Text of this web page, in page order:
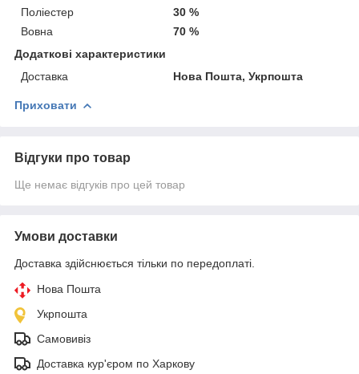
Поліестер
30 %
Вовна
70 %
Додаткові характеристики
Доставка
Нова Пошта, Укрпошта
Приховати
Відгуки про товар
Ще немає відгуків про цей товар
Умови доставки
Доставка здійснюється тільки по передоплаті.
Нова Пошта
Укрпошта
Самовивіз
Доставка кур'єром по Харкову